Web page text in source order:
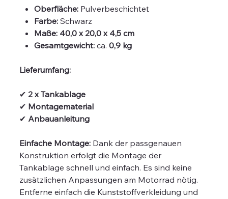
Oberfläche: Pulverbeschichtet
Farbe: Schwarz
Maße: 40,0 x 20,0 x 4,5 cm
Gesamtgewicht: ca.0,9 kg
Lieferumfang:
✔ 2 x Tankablage
✔ Montagematerial
✔ Anbauanleitung
Einfache Montage: Dank der passgenauen
Konstruktion erfolgt die Montage der
Tankablage schnell und einfach. Es sind keine
zusätzlichen Anpassungen am Motorrad nötig.
Entferne einfach die Kunststoffverkleidung und